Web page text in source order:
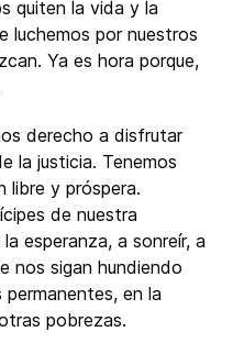
quiten la vida y la
luchemos por nuestros
Ya es hora porque,
derecho a disfrutar
la justicia. Tenemos
libre y próspera.
de nuestra
esperanza, a sonreír, a
nos sigan hundiendo
en la
pobrezas.